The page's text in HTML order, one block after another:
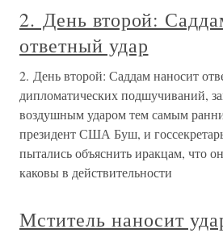
2. День второй:
ответный удар
2. День второй: Саддам наносит
дипломатических подшучиваний,
воздушным ударом тем самым
президент США Буш, и
пытались объяснить иракцам, что
каковы в действительности
Мститель наносит